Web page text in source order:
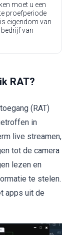
moet u een
proefperiode
eigendom van
van
RAT?
(RAT)
in
live streamen,
tot de camera
lezen en
te stelen.
apps uit de